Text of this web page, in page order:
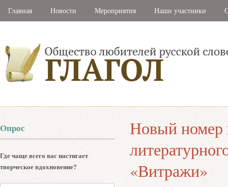
Главная Новости Мероприятия Наши участники
Новый номер
«Витражи»
Опрос
Где чаще всего вас настигает
творческое вдохновение?